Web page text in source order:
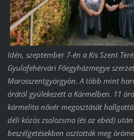
Idén, szeptember 7-én a Kis Szent
Gyulafehérvári Főegyházmegye
Marosszentgyörgyön. A több mint
órától gyülekezett a Kármelben. 11
kármelita nővér megosztását
déli közös zsolozsma (és az ebéd)
beszélgetésekben osztották meg